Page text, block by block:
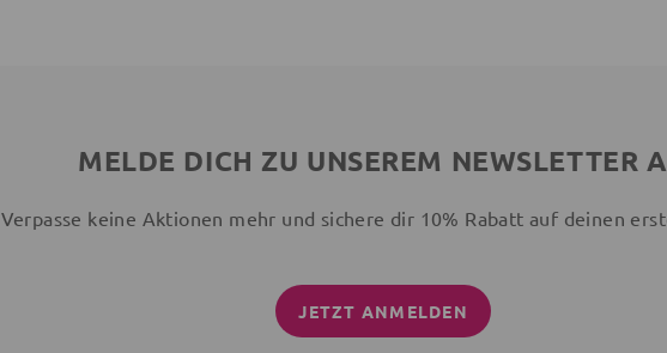
MELDE DICH ZU UNSEREM NEWSLETTER
Verpasse keine Aktionen mehr und sichere dir 10% Rabatt auf deinen
JETZT ANMELDEN